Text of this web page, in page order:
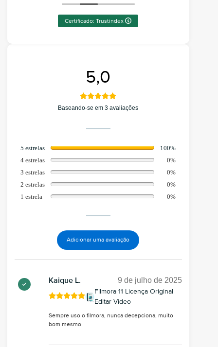
5,0
Baseando-se em 3 avaliações
5 estrelas
100%
4 estrelas
0%
3 estrelas
0%
2 estrelas
0%
1 estrela
0%
Adicionar uma avaliação
Kaique L. 9 de julho de 2025
Filmora 11 Licença Original
Editar Video
Sempre uso o filmora, nunca decepciona, muito
bom mesmo
Certificado: Trustindex